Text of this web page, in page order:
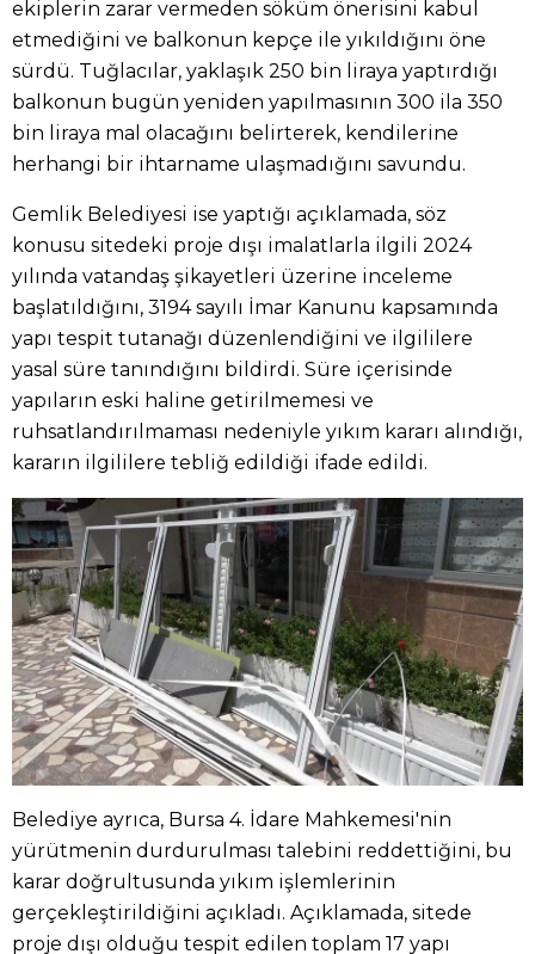
ekiplerin zarar vermeden söküm önerisini kabul
etmediğini ve balkonun kepçe ile yıkıldığını öne
sürdü. Tuğlacılar, yaklaşık 250 bin liraya yaptırdığı
balkonun bugün yeniden yapılmasının 300 ila 350
bin liraya mal olacağını belirterek, kendilerine
herhangi bir ihtarname ulaşmadığını savundu.
Gemlik Belediyesi ise yaptığı açıklamada, söz
konusu sitedeki proje dışı imalatlarla ilgili 2024
yılında vatandaş şikayetleri üzerine inceleme
başlatıldığını, 3194 sayılı İmar Kanunu kapsamında
yapı tespit tutanağı düzenlendiğini ve ilgililere
yasal süre tanındığını bildirdi. Süre içerisinde
yapıların eski haline getirilmemesi ve
ruhsatlandırılmaması nedeniyle yıkım kararı alındığı,
kararın ilgililere tebliğ edildiği ifade edildi.
Belediye ayrıca, Bursa 4. İdare Mahkemesi'nin
yürütmenin durdurulması talebini reddettiğini, bu
karar doğrultusunda yıkım işlemlerinin
gerçekleştirildiğini açıkladı. Açıklamada, sitede
proje dışı olduğu tespit edilen toplam 17 yapı